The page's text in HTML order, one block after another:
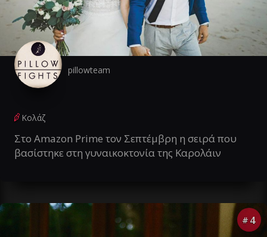
pillowteam
Κολάζ
Στο Amazon Prime τον Σεπτέμβρη η σειρά που
βασίστηκε στη γυναικοκτονία της Καρολάιν
# 4